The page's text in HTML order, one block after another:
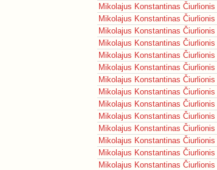
Mikolajus Konstantinas Čiurlionis
Mikolajus Konstantinas Čiurlionis
Mikolajus Konstantinas Čiurlionis
Mikolajus Konstantinas Čiurlionis
Mikolajus Konstantinas Čiurlionis
Mikolajus Konstantinas Čiurlionis
Mikolajus Konstantinas Čiurlionis
Mikolajus Konstantinas Čiurlionis
Mikolajus Konstantinas Čiurlionis
Mikolajus Konstantinas Čiurlionis
Mikolajus Konstantinas Čiurlionis
Mikolajus Konstantinas Čiurlionis
Mikolajus Konstantinas Čiurlionis
Mikolajus Konstantinas Čiurlionis